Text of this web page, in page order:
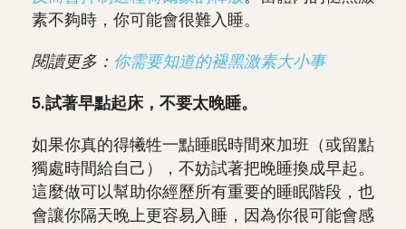
素不夠時，你可能會很難入睡。
閱讀更多： 你需要知道的褪黑激素大小事
5.試著早點起床，不要太晚睡。
如果你真的得犧牲一點睡眠時間來加班（或留點
獨處時間給自己），不妨試著把晚睡換成早起。
這麼做可以幫助你經歷所有重要的睡眠階段，也
會讓你隔天晚上更容易入睡，因為你很可能會感